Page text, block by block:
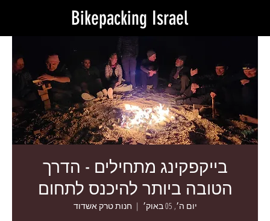
Bikepacking Israel
בייקפקינג מתחילים - הדרך
הטובה ביותר להיכנס לתחום
יום ה׳, 05 באוק׳
  |
חנות טרק אשדוד